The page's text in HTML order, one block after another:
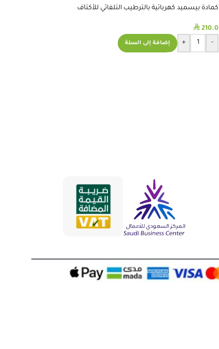
كمادة بيسميد كهربائية بالترطيب التلفائي للأكتاف
⃁ 210.0
-
+ إضافة إلى السلة